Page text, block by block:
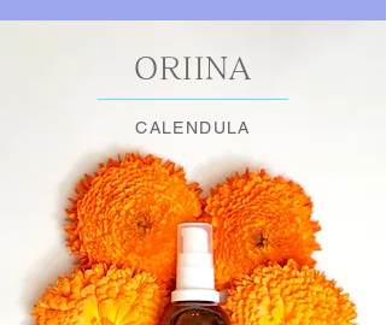
ORIINA
CALENDULA